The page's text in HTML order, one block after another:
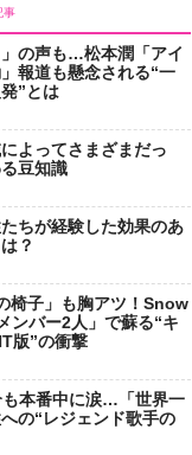
事
」の声も…松本潤「アイ
報道も懸念される“一
”とは
よってさまざまだっ
豆知識
ちが経験した効果のあ
？
椅子」も胸アツ！Snow
ンバー2人」で蘇る“キ
版”の衝撃
本番中に涙…「世界一
の“レジェンド歌手の